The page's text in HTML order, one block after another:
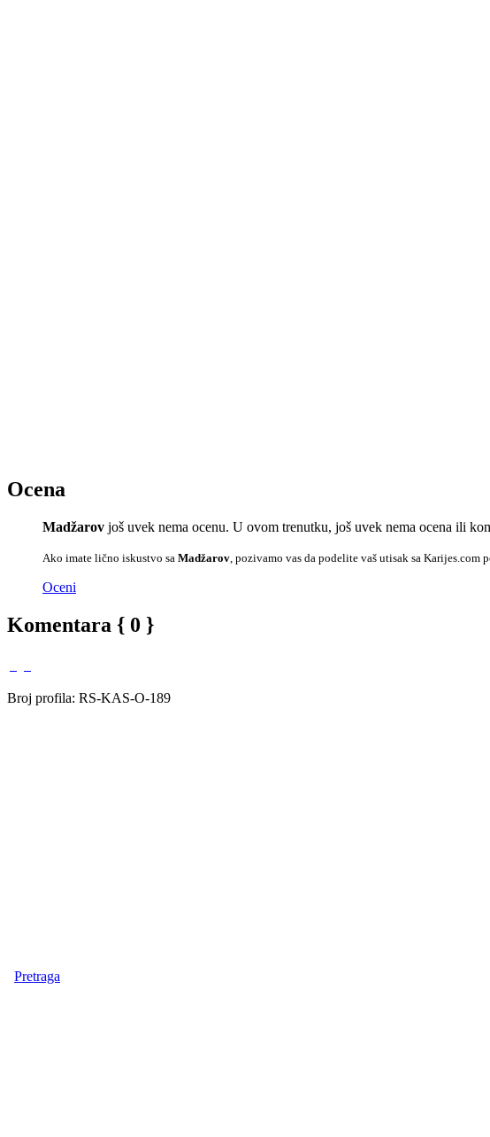
Ocena
Madžarov još uvek nema ocenu. U ovom trenutku, još uvek nema ocena ili
Ako imate lično iskustvo sa Madžarov , pozivamo vas da podelite vaš utisak sa
Oceni
Komentara { 0 }
Broj profila: RS-KAS-O-189
Pretraga